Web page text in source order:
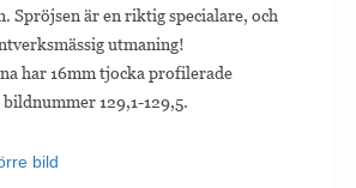
Spröjsen är en riktig specialare, och
utmaning!
har 16mm tjocka profilerade
129,1-129,5.
bild